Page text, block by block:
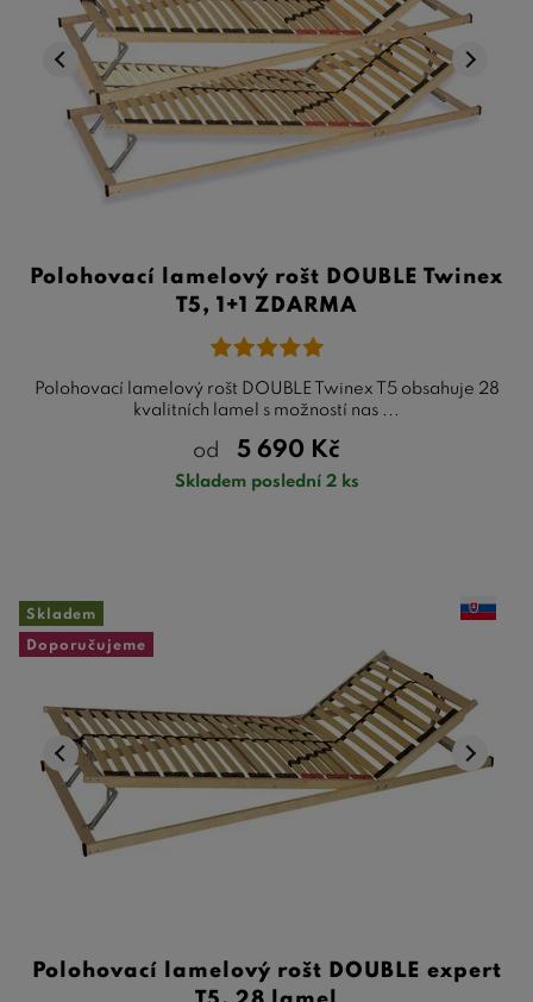
Polohovací lamelový rošt DOUBLE Twinex
T5, 1+1 ZDARMA
Polohovací lamelový rošt DOUBLE Twinex T5 obsahuje 28
kvalitních lamel s možností nas ...
od 5 690 Kč
Skladem poslední 2 ks
Skladem
Doporučujeme
Polohovací lamelový rošt DOUBLE expert